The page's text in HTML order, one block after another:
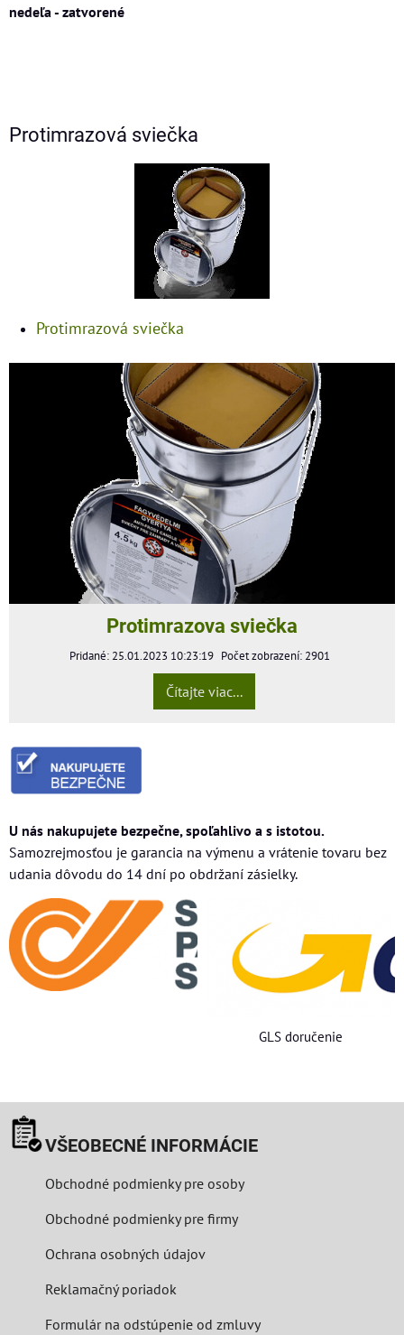
nedeľa - zatvorené
Protimrazová sviečka
Protimrazová sviečka
Protimrazova sviečka
Pridané: 25.01.2023 10:23:19 Počet zobrazení: 2901
Čítajte viac...
U nás nakupujete bezpečne, spoľahlivo a s istotou.
Samozrejmosťou je garancia na výmenu a vrátenie tovaru bez
udania dôvodu do 14 dní po obdržaní zásielky.
GLS doručenie
VŠEOBECNÉ INFORMÁCIE
Obchodné podmienky pre osoby
Obchodné podmienky pre firmy
Ochrana osobných údajov
Reklamačný poriadok
Formulár na odstúpenie od zmluvy